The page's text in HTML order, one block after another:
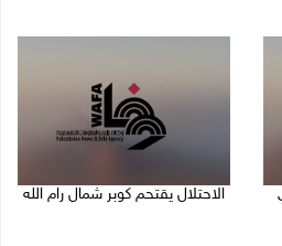
الاحتلال يقتحم كوبر شمال رام الله